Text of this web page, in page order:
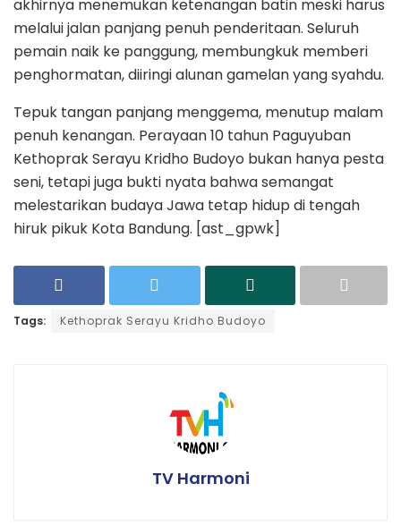
akhirnya menemukan ketenangan batin meski harus
melalui jalan panjang penuh penderitaan. Seluruh
pemain naik ke panggung, membungkuk memberi
penghormatan, diiringi alunan gamelan yang syahdu.
Tepuk tangan panjang menggema, menutup malam
penuh kenangan. Perayaan 10 tahun Paguyuban
Kethoprak Serayu Kridho Budoyo bukan hanya pesta
seni, tetapi juga bukti nyata bahwa semangat
melestarikan budaya Jawa tetap hidup di tengah
hiruk pikuk Kota Bandung. [ast_gpwk]
Tags: Kethoprak Serayu Kridho Budoyo
TV Harmoni